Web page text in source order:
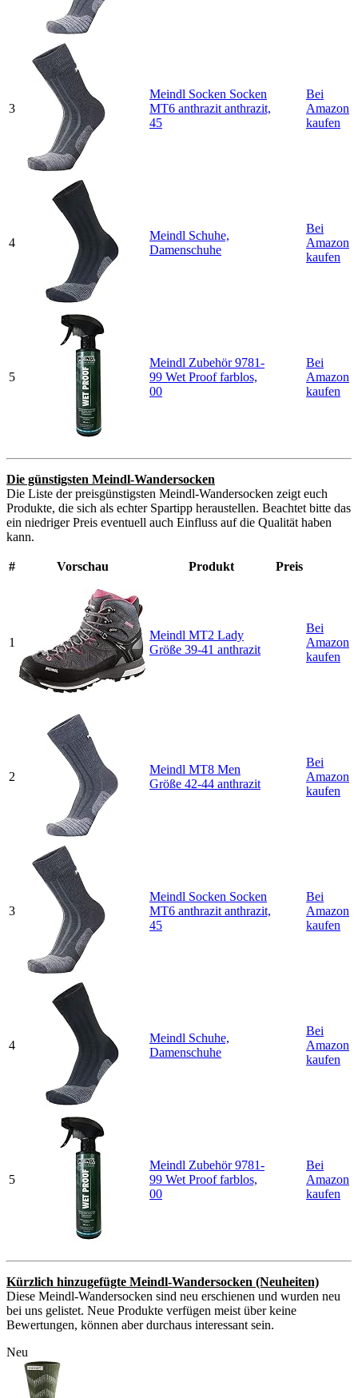
3
Meindl Socken Socken
MT6 anthrazit anthrazit,
45
Bei
Amazon
kaufen
4
Meindl Schuhe,
Damenschuhe
Bei
Amazon
kaufen
5
Meindl Zubehör 9781-
99 Wet Proof farblos,
00
Bei
Amazon
kaufen
Die günstigsten Meindl-Wandersocken
Die Liste der preisgünstigsten Meindl-Wandersocken zeigt euch
Produkte, die sich als echter Spartipp heraustellen. Beachtet bitte das
ein niedriger Preis eventuell auch Einfluss auf die Qualität haben
kann.
# Vorschau Produkt Preis
1
Meindl MT2 Lady
Größe 39-41 anthrazit
Bei
Amazon
kaufen
2
Meindl MT8 Men
Größe 42-44 anthrazit
Bei
Amazon
kaufen
3
Meindl Socken Socken
MT6 anthrazit anthrazit,
45
Bei
Amazon
kaufen
4
Meindl Schuhe,
Damenschuhe
Bei
Amazon
kaufen
5
Meindl Zubehör 9781-
99 Wet Proof farblos,
00
Bei
Amazon
kaufen
Kürzlich hinzugefügte Meindl-Wandersocken (Neuheiten)
Diese Meindl-Wandersocken sind neu erschienen und wurden neu
bei uns gelistet. Neue Produkte verfügen meist über keine
Bewertungen, können aber durchaus interessant sein.
Neu